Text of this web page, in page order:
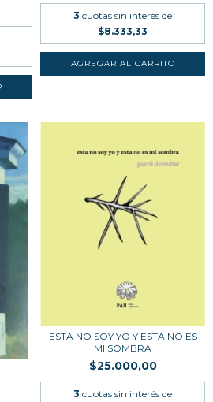
3 cuotas sin interés de
$8.333,33
ESTA NO SOY YO Y ESTA NO ES
MI SOMBRA
$25.000,00
3 cuotas sin interés de